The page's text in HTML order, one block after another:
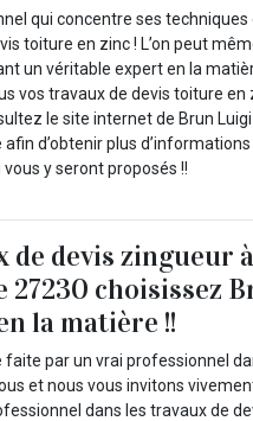
qui concentre ses techniques
toiture en zinc ! L’on peut
un véritable expert en la
vos travaux de devis toiture en
le site internet de Brun
d’obtenir plus
y seront proposés !!
de devis zingueur
27230 choisissez
la matière !!
par un vrai professionnel
et nous vous invitons
dans les travaux de